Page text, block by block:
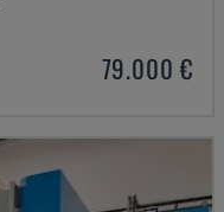
79.000 €